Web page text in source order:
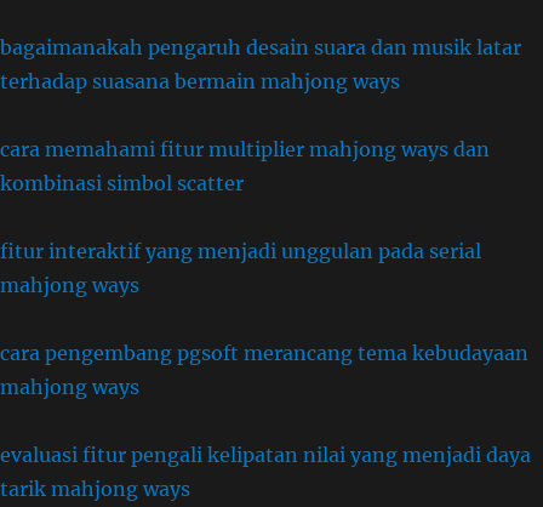
bagaimanakah pengaruh desain suara dan musik latar
terhadap suasana bermain mahjong ways
cara memahami fitur multiplier mahjong ways dan
kombinasi simbol scatter
fitur interaktif yang menjadi unggulan pada serial
mahjong ways
cara pengembang pgsoft merancang tema kebudayaan
mahjong ways
evaluasi fitur pengali kelipatan nilai yang menjadi daya
tarik mahjong ways